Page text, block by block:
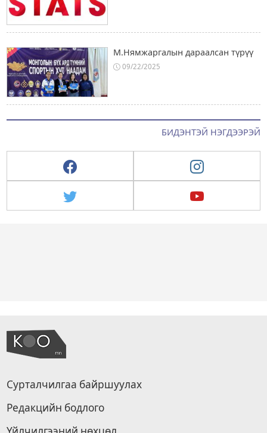
М.Нямжаргалын дараалсан түрүү
09/22/2025
БИДЭНТЭЙ НЭГДЭЭРЭЙ
Сурталчилгаа байршуулах
Редакцийн бодлого